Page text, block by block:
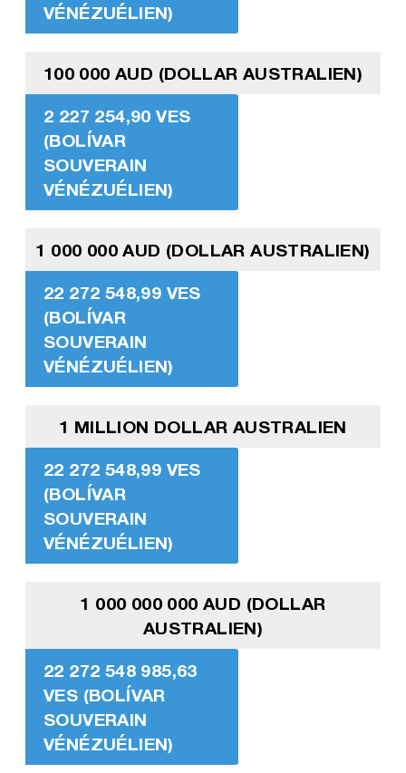
VÉNÉZUÉLIEN)
100 000 AUD (DOLLAR AUSTRALIEN)
2 227 254,90 VES
(BOLÍVAR
SOUVERAIN
VÉNÉZUÉLIEN)
1 000 000 AUD (DOLLAR AUSTRALIEN)
22 272 548,99 VES
(BOLÍVAR
SOUVERAIN
VÉNÉZUÉLIEN)
1 MILLION DOLLAR AUSTRALIEN
22 272 548,99 VES
(BOLÍVAR
SOUVERAIN
VÉNÉZUÉLIEN)
1 000 000 000 AUD (DOLLAR
AUSTRALIEN)
22 272 548 985,63
VES (BOLÍVAR
SOUVERAIN
VÉNÉZUÉLIEN)